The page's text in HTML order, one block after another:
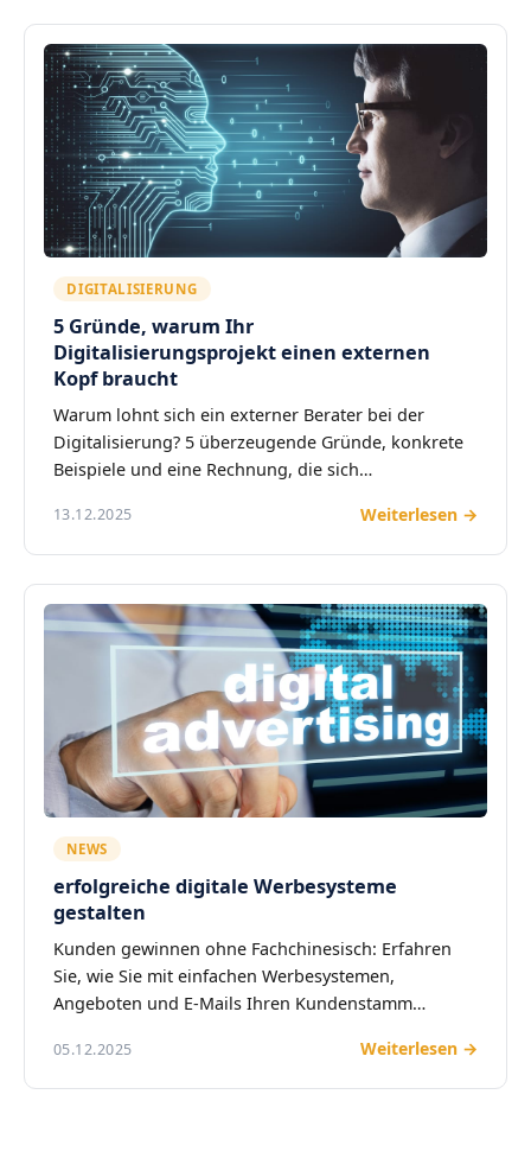
DIGITALISIERUNG
5 Gründe, warum Ihr
Digitalisierungsprojekt einen externen
Kopf braucht
Warum lohnt sich ein externer Berater bei der
Digitalisierung? 5 überzeugende Gründe, konkrete
Beispiele und eine Rechnung, die sich…
13.12.2025 Weiterlesen →
NEWS
erfolgreiche digitale Werbesysteme
gestalten
Kunden gewinnen ohne Fachchinesisch: Erfahren
Sie, wie Sie mit einfachen Werbesystemen,
Angeboten und E-Mails Ihren Kundenstamm
05.12.2025 Weiterlesen →